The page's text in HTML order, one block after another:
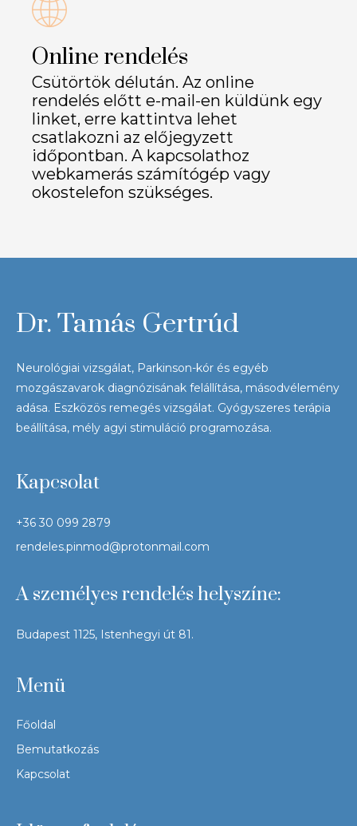
Online rendelés
Csütörtök délután. Az online
rendelés előtt e-mail-en küldünk egy
linket, erre kattintva lehet
csatlakozni az előjegyzett
időpontban. A kapcsolathoz
webkamerás számítógép vagy
okostelefon szükséges.
Dr. Tamás Gertrúd
Neurológiai vizsgálat, Parkinson-kór és egyéb
mozgászavarok diagnózisának felállítása, másodvélemény
adása. Eszközös remegés vizsgálat. Gyógyszeres terápia
beállítása, mély agyi stimuláció programozása.
Kapcsolat
+36 30 099 2879
rendeles.pinmod@protonmail.com
A személyes rendelés helyszíne:
Budapest 1125, Istenhegyi út 81.
Menü
Főoldal
Bemutatkozás
Kapcsolat